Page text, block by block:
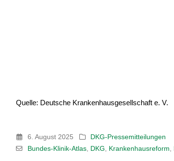
Quelle: Deutsche Krankenhausgesellschaft e. V.
6. August 2025
DKG-Pressemitteilungen
Bundes-Klinik-Atlas, DKG, Krankenhausreform,